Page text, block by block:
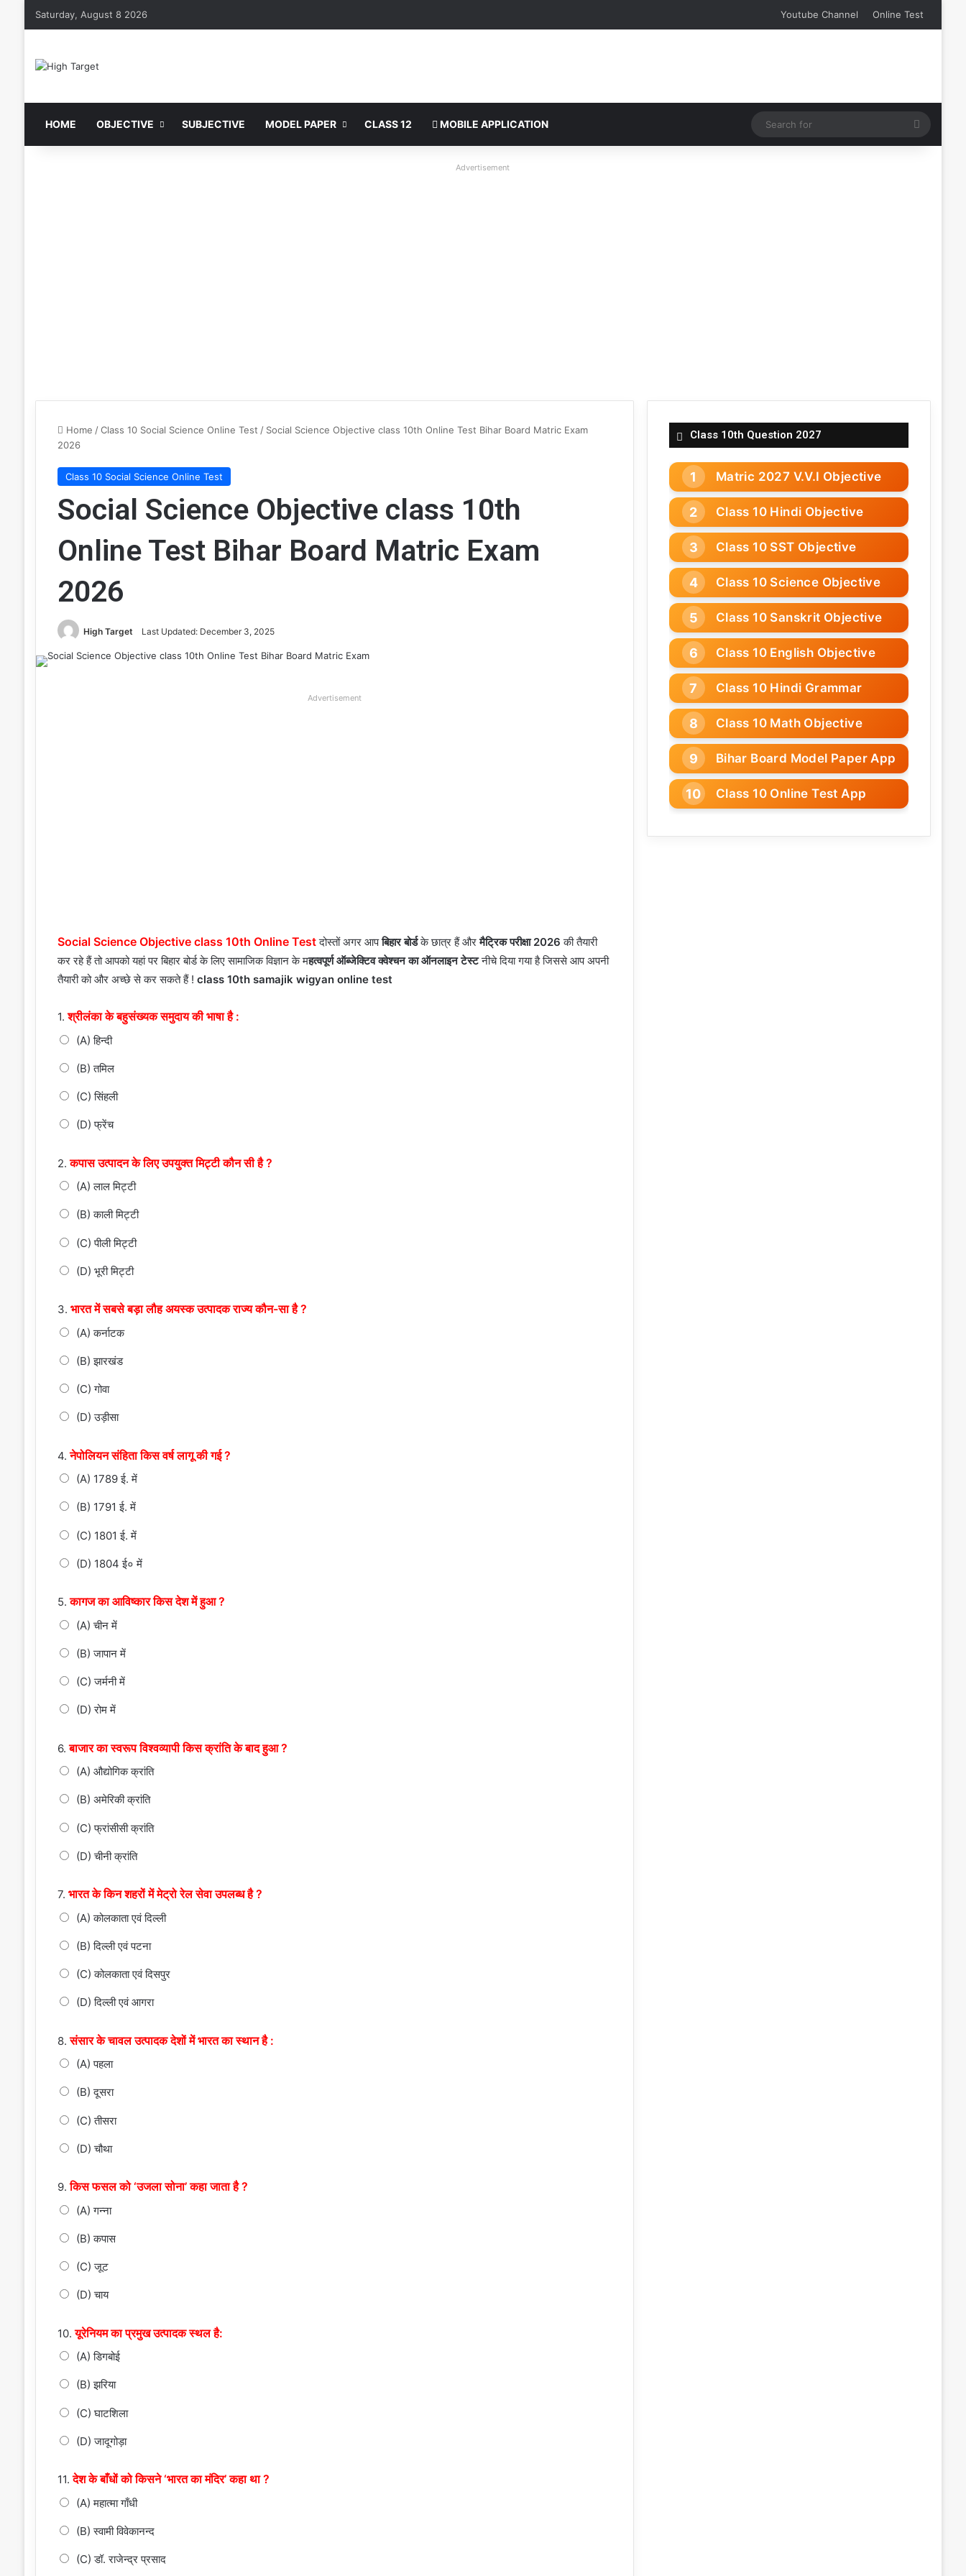
Saturday, August 8 2026 Youtube Channel Online Test
HOME OBJECTIVE SUBJECTIVE MODEL PAPER CLASS 12 MOBILE APPLICATION
Search
for
Advertisement
Home / Class 10 Social Science Online Test / Social Science Objective class 10th Online Test Bihar Board Matric Exam
2026
Class 10 Social Science Online Test
Social Science Objective class 10th
Online Test Bihar Board Matric Exam
2026
High Target Last Updated: December 3, 2025
Advertisement
Social Science Objective class 10th Online Testदोस्तों अगर आपबिहार बोर्डके छात्र हैं औरमैट्रिक परीक्षा 2026 की तैयारी
कर रहे हैं तो आपको यहां पर बिहार बोर्ड के लिए सामाजिक विज्ञान के महत्वपूर्ण ऑब्जेक्टिव क्वेश्चन का ऑनलाइन टेस्टनीचे दिया गया है जिससे आप अपनी
तैयारी को और अच्छे से कर सकते हैं ! class 10th samajik wigyan online test
1.श्रीलंका के बहुसंख्यक समुदाय की भाषा है :
(A) हिन्दी
(B) तमिल
(C) सिंहली
(D) फ्रेंच
2.कपास उत्पादन के लिए उपयुक्त मिट्टी कौन सी है ?
(A) लाल मिट्टी
(B) काली मिट्टी
(C) पीली मिट्टी
(D) भूरी मिट्टी
3. भारत में सबसे बड़ा लौह अयस्क उत्पादक राज्य कौन-सा है ?
(A) कर्नाटक
(B) झारखंड
(C) गोवा
(D) उड़ीसा
4.नेपोलियन संहिता किस वर्ष लागू की गई ?
(A) 1789 ई. में
(B) 1791 ई. में
(C) 1801 ई. में
(D) 1804 ई० में
5.कागज का आविष्कार किस देश में हुआ ?
(A) चीन में
(B) जापान में
(C) जर्मनी में
(D) रोम में
6.बाजार का स्वरूप विश्वव्यापी किस क्रांति के बाद हुआ ?
(A) औद्योगिक क्रांति
(B) अमेरिकी क्रांति
(C) फ्रांसीसी क्रांति
(D) चीनी क्रांति
7. भारत के किन शहरों में मेट्रो रेल सेवा उपलब्ध है ?
(A) कोलकाता एवं दिल्ली
(B) दिल्ली एवं पटना
(C) कोलकाता एवं दिसपुर
(D) दिल्ली एवं आगरा
8.संसार के चावल उत्पादक देशों में भारत का स्थान है :
(A) पहला
(B) दूसरा
(C) तीसरा
(D) चौथा
9.किस फसल को ‘उजला सोना’ कहा जाता है ?
(A) गन्ना
(B) कपास
(C) जूट
(D) चाय
10.यूरेनियम का प्रमुख उत्पादक स्थल है:
(A) डिगबोई
(B) झरिया
(C) घाटशिला
(D) जादूगोड़ा
11.देश के बाँधों को किसने ‘भारत का मंदिर’ कहा था ?
(A) महात्मा गाँधी
(B) स्वामी विवेकानन्द
(C) डॉ. राजेन्द्र प्रसाद
Class 10th Question 2027
Matric 2027 V.V.I Objective
Class 10 Hindi Objective
Class 10 SST Objective
Class 10 Science Objective
Class 10 Sanskrit Objective
Class 10 English Objective
Class 10 Hindi Grammar
Class 10 Math Objective
Bihar Board Model Paper App
Class 10 Online Test App